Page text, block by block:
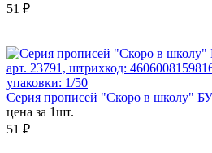
51 ₽
арт. 23791, штрихкод:
упаковки: 1/50
Серия прописей "Скоро в школу"
цена за 1шт.
51 ₽